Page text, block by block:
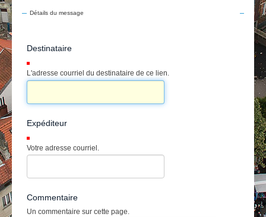
Détails du message
Destinataire
L'adresse courriel du destinataire de ce lien.
Expéditeur
Votre adresse courriel.
Commentaire
Un commentaire sur cette page.